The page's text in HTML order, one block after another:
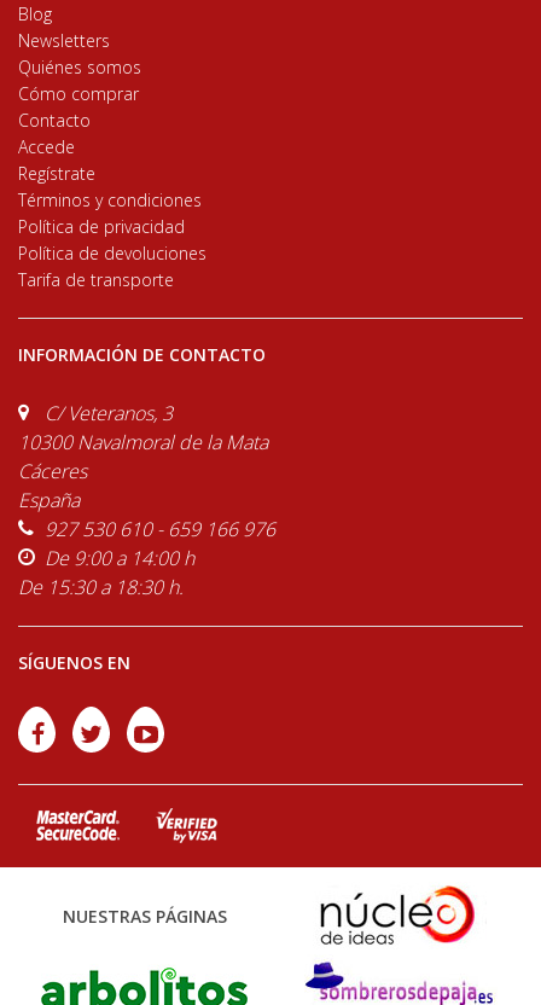
Blog
Newsletters
Quiénes somos
Cómo comprar
Contacto
Accede
Regístrate
Términos y condiciones
Política de privacidad
Política de devoluciones
Tarifa de transporte
INFORMACIÓN DE CONTACTO
C/ Veteranos, 3
10300 Navalmoral de la Mata
Cáceres
España
927 530 610 - 659 166 976
De 9:00 a 14:00 h
De 15:30 a 18:30 h.
SÍGUENOS EN
NUESTRAS PÁGINAS